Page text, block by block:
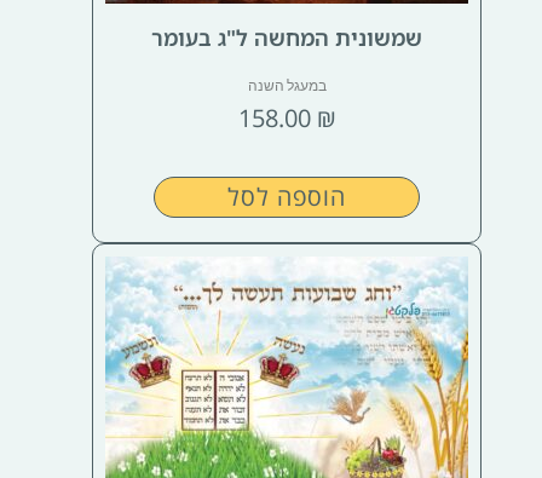
שמשונית המחשה ל"ג בעומר
במעגל השנה
158.00 ₪
הוספה לסל